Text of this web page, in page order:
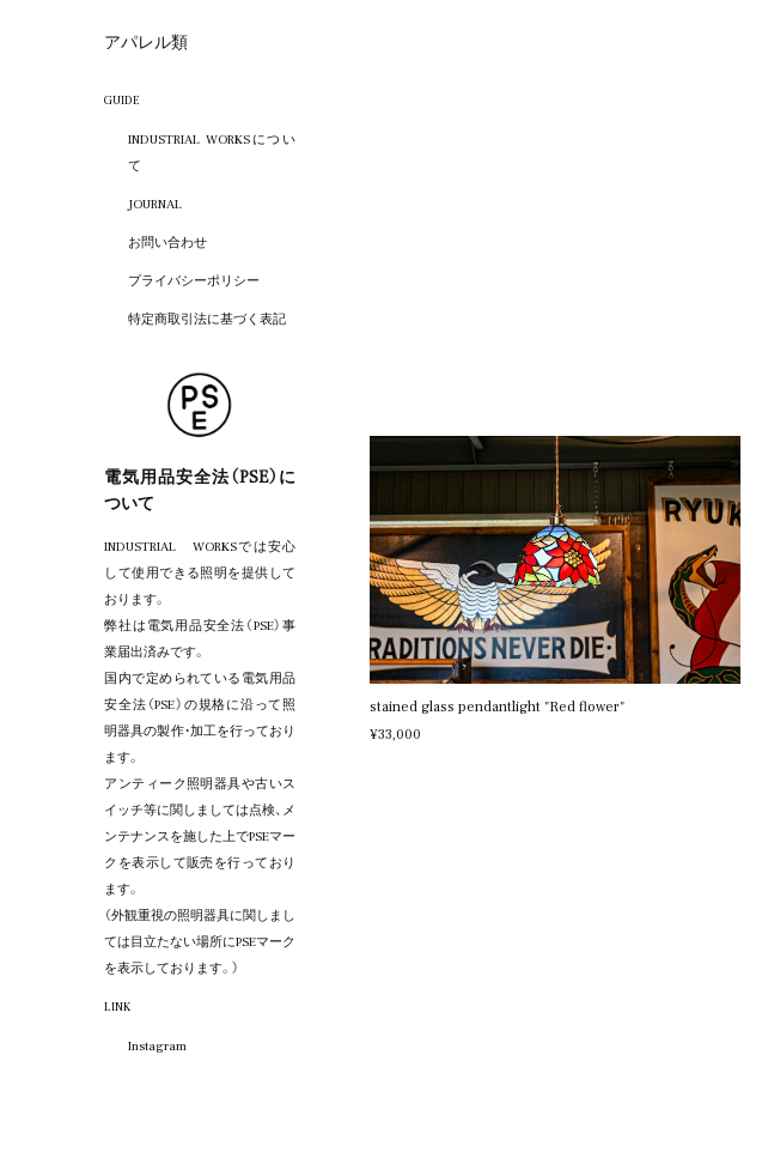
stained glass pendantlight "Red flower"
¥33,000
アパレル類
GUIDE
INDUSTRIAL WORKSについ
て
JOURNAL
お問い合わせ
プライバシーポリシー
特定商取引法に基づく表記
電気用品安全法（PSE）に
ついて
INDUSTRIAL WORKSでは安心
して使用できる照明を提供して
おります。
弊社は電気用品安全法（PSE）事
業届出済みです。
国内で定められている電気用品
安全法（PSE）の規格に沿って照
明器具の製作・加工を行っており
ます。
アンティーク照明器具や古いス
イッチ等に関しましては点検、メ
ンテナンスを施した上でPSEマー
クを表示して販売を行っており
ます。
（外観重視の照明器具に関しまし
ては目立たない場所にPSEマーク
を表示しております。）
LINK
Instagram